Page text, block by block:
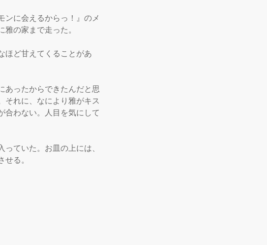
に会えるからっ！』のメ
の家まで走った。
ほど甘えてくることがあ
あったからできたんだと思
それに、なにより雅がキス
合わない。人目を気にして
ていた。お皿の上には、
る。